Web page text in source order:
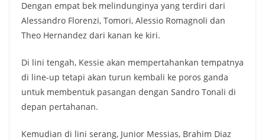
Dengan empat bek melindunginya yang terdiri dari
Alessandro Florenzi, Tomori, Alessio Romagnoli dan
Theo Hernandez dari kanan ke kiri.
Di lini tengah, Kessie akan mempertahankan tempatnya
di line-up tetapi akan turun kembali ke poros ganda
untuk membentuk pasangan dengan Sandro Tonali di
depan pertahanan.
Kemudian di lini serang, Junior Messias, Brahim Diaz